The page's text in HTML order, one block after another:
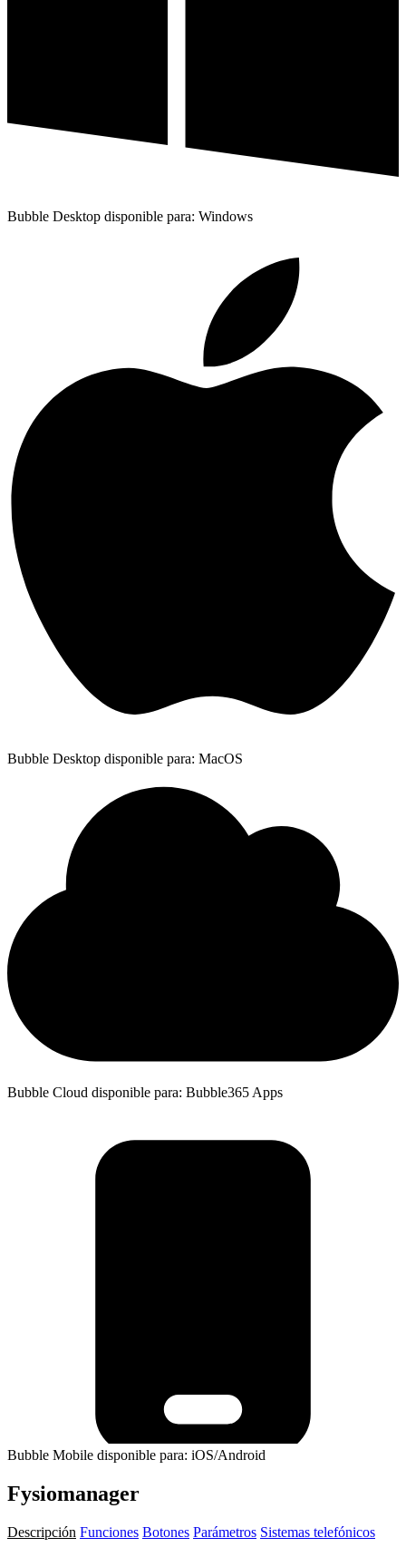
Bubble Desktop disponible para: Windows
Bubble Desktop disponible para: MacOS
Bubble Cloud disponible para: Bubble365 Apps
Bubble Mobile disponible para: iOS/Android
Fysiomanager
Descripción Funciones Botones Parámetros Sistemas telefónicos